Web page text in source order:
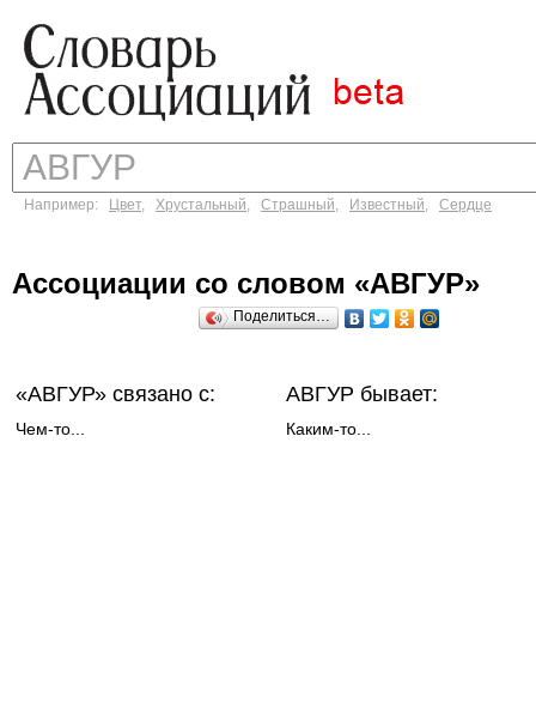
Например: Цвет, Хрустальный, Страшный, Известный, Сердце
Ассоциации со словом «АВГУР»
Поделиться…
«АВГУР» связано с:
Чем-то...
АВГУР бывает:
Каким-то...